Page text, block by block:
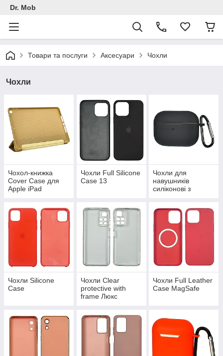
Dr. Mob
Товари та послуги Аксесуари Чохли
Чохли
Чохол-книжка
Cover Case для
Apple iPad
Чохли Full Silicone
Case 13
Чохли для
навушників
силіконові з
Чохли Silicone
Case
Чохли Clear
protective with
frame Люкс
Чохли Full Leather
Case MagSafe